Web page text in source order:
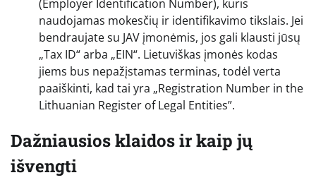
(Employer Identification Number), kuris
naudojamas mokesčių ir identifikavimo tikslais. Jei
bendraujate su JAV įmonėmis, jos gali klausti jūsų
„Tax ID“ arba „EIN“. Lietuviškas įmonės kodas
jiems bus nepažįstamas terminas, todėl verta
paaiškinti, kad tai yra „Registration Number in the
Lithuanian Register of Legal Entities”.
Dažniausios klaidos ir kaip jų
išvengti